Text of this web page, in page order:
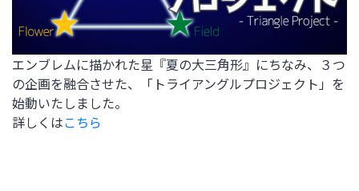
エンブレムに描かれた星『夏の大三角形』にちなみ、３つ
の企画を融合させた、「トライアングルプロジェクト」を
始動いたしました。
詳しくはこちら